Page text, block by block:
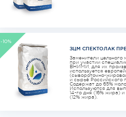
-10%
ЗЦМ СПЕКТОЛАК
Заменители цельного
при участии
ВНИМИ, для их
используется
(сывороточно-
и сырьё Российского
Содержат до 65%
Используются для
14-го дня (16% жира) и
(12% жира).